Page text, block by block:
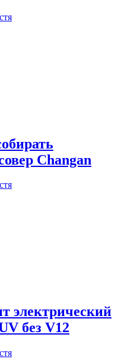
Changan
электрический
без V12